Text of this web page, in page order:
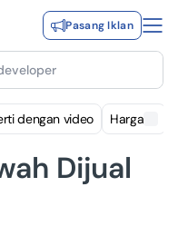
Pasang Iklan
dengan video Harga
Dijual